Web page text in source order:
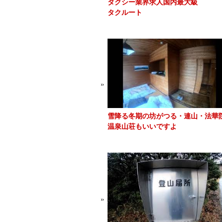
タクシー業界求人国内最大級
タクルート
雪降る冬期の坊がつる・連山・法華
温泉山荘もいいですよ